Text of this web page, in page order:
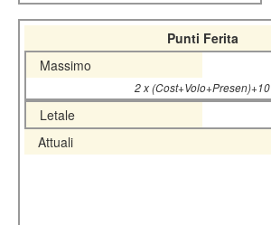
Punti Ferita
Massimo
2 x (Cost+Volo+Presen)+10
Letale
Attuali